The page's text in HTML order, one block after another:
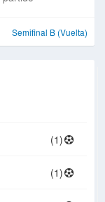
Semifinal B (Vuelta)
(1)
(1)